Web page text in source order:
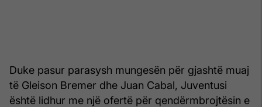
Duke pasur parasysh mungesën për gjashtë muaj
të Gleison Bremer dhe Juan Cabal, Juventusi
është lidhur me një ofertë për qendërmbrojtësin e